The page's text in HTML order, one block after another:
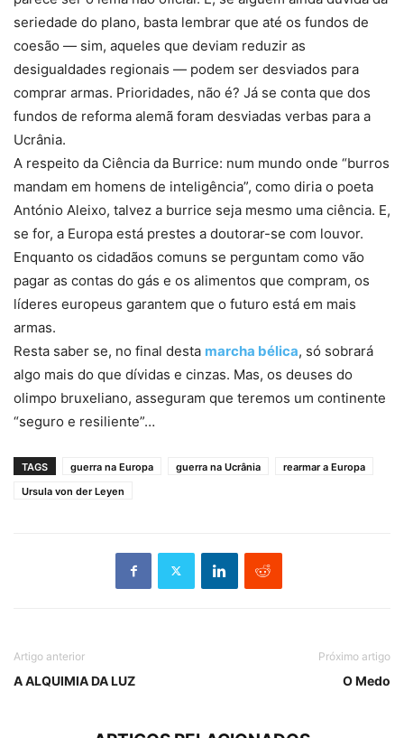
seriedade do plano, basta lembrar que até os fundos de
coesão — sim, aqueles que deviam reduzir as
desigualdades regionais — podem ser desviados para
comprar armas. Prioridades, não é? Já se conta que dos
fundos de reforma alemã foram desviadas verbas para a
Ucrânia.
A respeito da Ciência da Burrice: num mundo onde “burros
mandam em homens de inteligência”, como diria o poeta
António Aleixo, talvez a burrice seja mesmo uma ciência. E,
se for, a Europa está prestes a doutorar-se com louvor.
Enquanto os cidadãos comuns se perguntam como vão
pagar as contas do gás e os alimentos que compram, os
líderes europeus garantem que o futuro está em mais
armas.
Resta saber se, no final desta marcha bélica, só sobrará
algo mais do que dívidas e cinzas. Mas, os deuses do
olimpo bruxeliano, asseguram que teremos um continente
“seguro e resiliente”…
TAGS guerra na Europa guerra na Ucrânia
rearmar a Europa
Ursula von der Leyen
Artigo anterior
A ALQUIMIA DA LUZ
Próximo artigo
O Medo